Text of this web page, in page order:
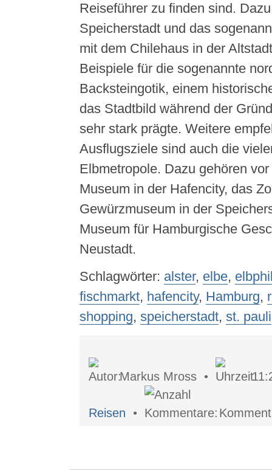
Reiseführer zu finden sind.
Speicherstadt und das
mit dem Chilehaus in der
Beispiele für die sogenannte
Backsteingotik, einem
das Stadtbild während der
sehr stark prägte. Weitere
Ausflugsziele sind auch die
Elbmetropole. Dazu gehören
Museum in der Hafencity, das
Gewürzmuseum in der
Museum für Hamburgische
Neustadt.
Schlagwörter: alster, elbe,
fischmarkt, hafencity, Hamburg,
shopping, speicherstadt, st. pauli
Markus Mross •
Reisen •